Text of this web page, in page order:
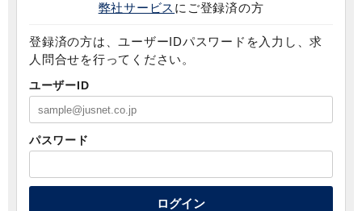
弊社サービス にご登録済の方
登録済の方は、ユーザーIDパスワードを入力し、求
人問合せを行ってください。
ユーザーID
パスワード
ログイン